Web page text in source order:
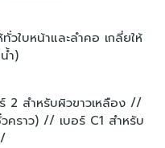
วใบหน้าและลำคอ เกลี่ยให้
ำ)
2 สำหรับผิวขาวเหลือง //
คราว) // เบอร์ C1 สำหรับ